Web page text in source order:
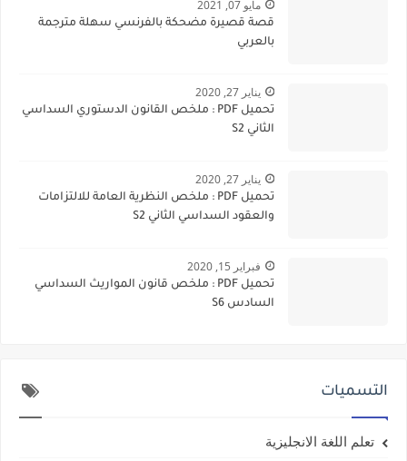
مايو 07, 2021
قصة قصيرة مضحكة بالفرنسي سهلة مترجمة
بالعربي
يناير 27, 2020
تحميل PDF : ملخص القانون الدستوري السداسي
الثاني S2
يناير 27, 2020
تحميل PDF : ملخص النظرية العامة للالتزامات
والعقود السداسي الثاني S2
فبراير 15, 2020
تحميل PDF : ملخص قانون المواريث السداسي
السادس S6
التسميات
تعلم اللغة الانجليزية